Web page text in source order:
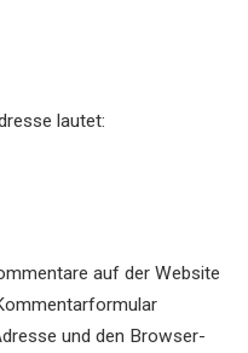
lautet:
auf der Website
und den Browser-